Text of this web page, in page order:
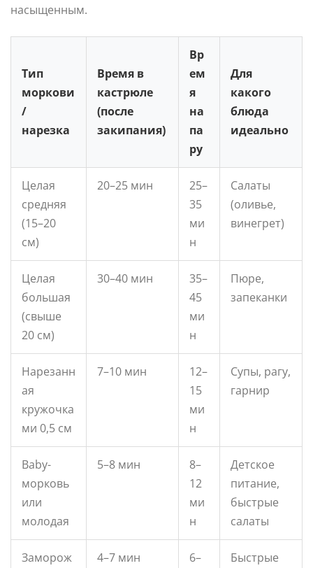
насыщенным.
Тип
моркови
/
нарезка
Время в
кастрюле
(после
закипания)
Вр
ем
я
на
па
ру
Для
какого
блюда
идеально
Целая
средняя
(15–20
см)
20–25 мин
25–
35
ми
н
Салаты
(оливье,
винегрет)
Целая
большая
(свыше
20 см)
30–40 мин
35–
45
ми
н
Пюре,
запеканки
Нарезанн
ая
кружочка
ми 0,5 см
7–10 мин
12–
15
ми
н
Супы, рагу,
гарнир
Baby-
морковь
или
молодая
5–8 мин
8–
12
ми
н
Детское
питание,
быстрые
салаты
Заморож
4–7 мин
6–
Быстрые